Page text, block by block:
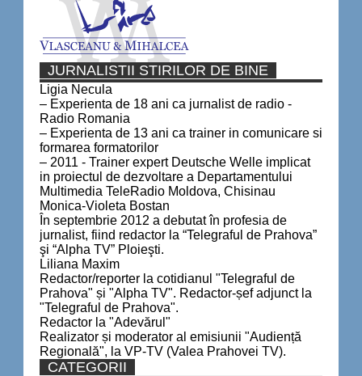
JURNALISTII STIRILOR DE BINE
Ligia Necula
– Experienta de 18 ani ca jurnalist de radio -
Radio Romania
– Experienta de 13 ani ca trainer in comunicare si
formarea formatorilor
– 2011 - Trainer expert Deutsche Welle implicat
in proiectul de dezvoltare a Departamentului
Multimedia TeleRadio Moldova, Chisinau
Monica-Violeta Bostan
În septembrie 2012 a debutat în profesia de
jurnalist, fiind redactor la “Telegraful de Prahova”
şi “Alpha TV” Ploieşti.
Liliana Maxim
Redactor/reporter la cotidianul "Telegraful de
Prahova" și "Alpha TV". Redactor-șef adjunct la
"Telegraful de Prahova".
Redactor la "Adevărul"
Realizator și moderator al emisiunii "Audiență
Regională", la VP-TV (Valea Prahovei TV).
CATEGORII